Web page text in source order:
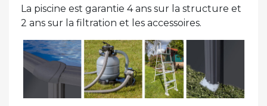
La piscine est garantie 4 ans sur la structure et
2 ans sur la filtration et les accessoires.